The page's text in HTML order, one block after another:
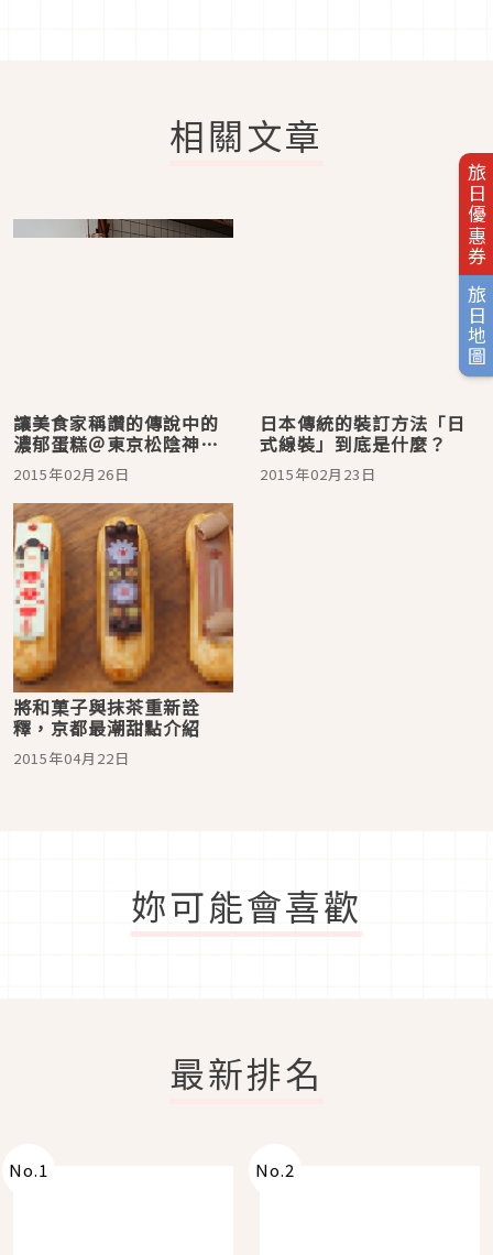
旅日優惠券
旅日地圖
相關文章
讓美食家稱讚的傳說中的
濃郁蛋糕＠東京松陰神社
merci BAKE
2015年02月26日
日本傳統的裝訂方法「日
式線裝」到底是什麼？
2015年02月23日
將和菓子與抹茶重新詮
釋，京都最潮甜點介紹
2015年04月22日
妳可能會喜歡
最新排名
No.1 No.2